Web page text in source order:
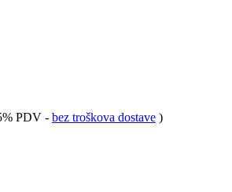
PDV - bez troškova dostave )